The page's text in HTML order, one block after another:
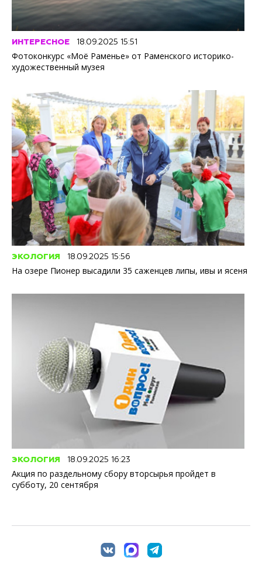
ИНТЕРЕСНОЕ 18.09.2025 15:51
Фотоконкурс «Моё Раменье» от Раменского историко-
художественный музея
ЭКОЛОГИЯ 18.09.2025 15:56
На озере Пионер высадили 35 саженцев липы, ивы и ясеня
ЭКОЛОГИЯ 18.09.2025 16:23
Акция по раздельному сбору вторсырья пройдет в
субботу, 20 сентября